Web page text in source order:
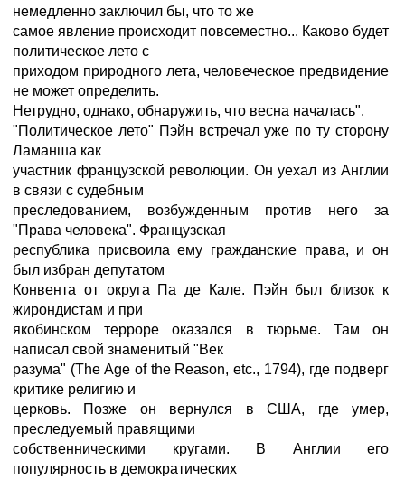
немедленно заключил бы, что то же
самое явление происходит повсеместно... Каково будет
политическое лето с
приходом природного лета, человеческое предвидение
не может определить.
Нетрудно, однако, обнаружить, что весна началась".
"Политическое лето" Пэйн встречал уже по ту сторону
Ламанша как
участник французской революции. Он уехал из Англии
в связи с судебным
преследованием, возбужденным против него за
"Права человека". Французская
республика присвоила ему гражданские права, и он
был избран депутатом
Конвента от округа Па де Кале. Пэйн был близок к
жирондистам и при
якобинском терроре оказался в тюрьме. Там он
написал свой знаменитый "Век
разума" (The Age of the Reason, etc., 1794), где подверг
критике религию и
церковь. Позже он вернулся в США, где умер,
преследуемый правящими
собственническими кругами. В Англии его
популярность в демократических